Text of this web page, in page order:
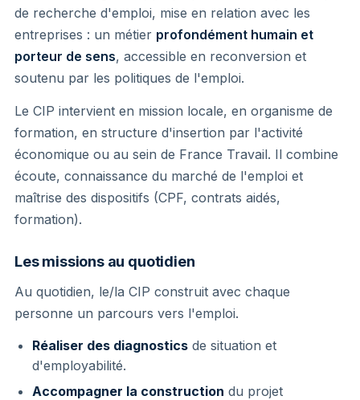
de recherche d'emploi, mise en relation avec les
entreprises : un métier profondément humain et
porteur de sens, accessible en reconversion et
soutenu par les politiques de l'emploi.
Le CIP intervient en mission locale, en organisme de
formation, en structure d'insertion par l'activité
économique ou au sein de France Travail. Il combine
écoute, connaissance du marché de l'emploi et
maîtrise des dispositifs (CPF, contrats aidés,
formation).
Les missions au quotidien
Au quotidien, le/la CIP construit avec chaque
personne un parcours vers l'emploi.
Réaliser des diagnostics de situation et
d'employabilité.
Accompagner la construction du projet